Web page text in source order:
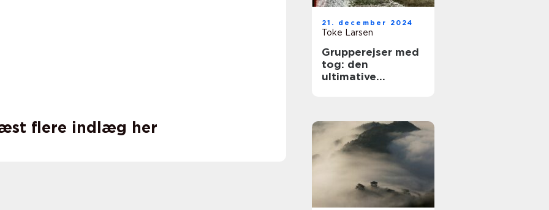
flere indlæg her
21. december 2024
Toke Larsen
Grupperejser med
tog: den
ultimative